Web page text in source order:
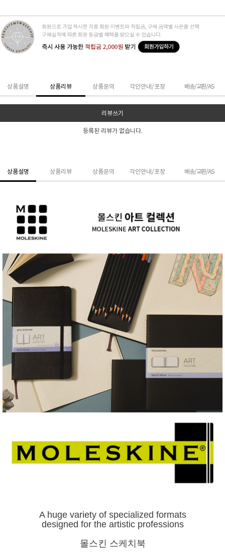
상품설명 상품리뷰 상품문의 각인안내/포장 배송/교환/AS
리뷰쓰기
등록된 리뷰가 없습니다.
상품설명 상품리뷰 상품문의 각인안내/포장 배송/교환/AS
A huge variety of specialized formats
designed for the artistic professions
몰스킨 스케치북